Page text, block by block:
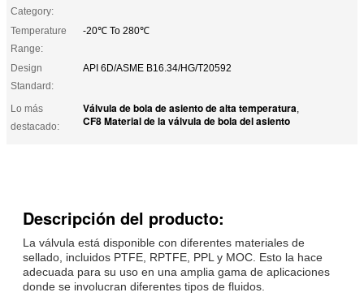
Category:
Temperature
Range:
-20℃ To 280℃
Design
Standard:
API 6D/ASME B16.34/HG/T20592
Lo más
destacado:
Válvula de bola de asiento de alta temperatura,
CF8 Material de la válvula de bola del asiento
Descripción del producto:
La válvula está disponible con diferentes materiales de
sellado, incluidos PTFE, RPTFE, PPL y MOC. Esto la hace
adecuada para su uso en una amplia gama de aplicaciones
donde se involucran diferentes tipos de fluidos.